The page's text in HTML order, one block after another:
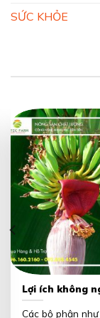
SỨC KHỎE
Lợi ích không
Các bộ phận